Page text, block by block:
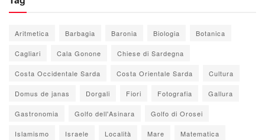
Aritmetica Barbagia Baronia Biologia Botanica
Cagliari Cala Gonone Chiese di Sardegna
Costa Occidentale Sarda Costa Orientale Sarda Cultura
Domus de janas Dorgali Fiori Fotografia Gallura
Gastronomia Golfo dell'Asinara Golfo di Orosei
Islamismo Israele Località Mare Matematica